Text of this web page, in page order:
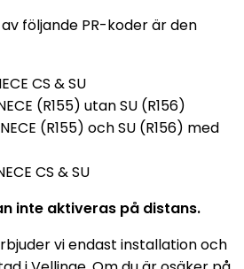
följande PR-koder är den
CS & SU
(R155) utan SU (R156)
(R155) och SU (R156) med
CS & SU
inte aktiveras på distans.
vi endast installation och